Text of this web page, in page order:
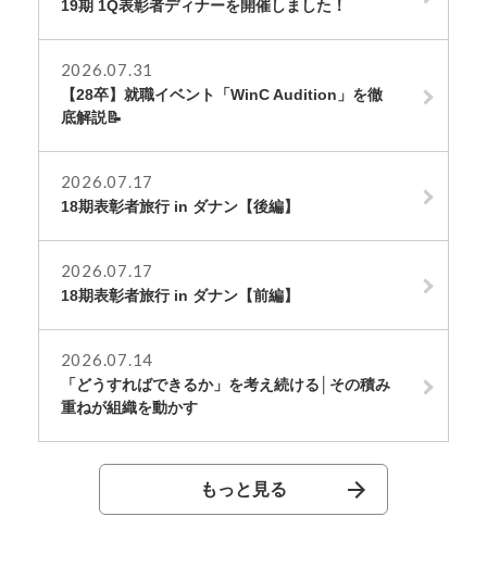
19期 1Q表彰者ディナーを開催しました！
2026.07.31
【28卒】就職イベント「WinC Audition」を徹
底解説📝
2026.07.17
18期表彰者旅行 in ダナン【後編】
2026.07.17
18期表彰者旅行 in ダナン【前編】
2026.07.14
「どうすればできるか」を考え続ける│その積み
重ねが組織を動かす
もっと見る